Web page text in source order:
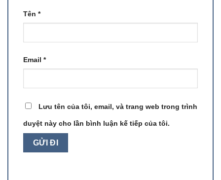
Tên *
Email *
Lưu tên của tôi, email, và trang web trong trình
duyệt này cho lần bình luận kế tiếp của tôi.